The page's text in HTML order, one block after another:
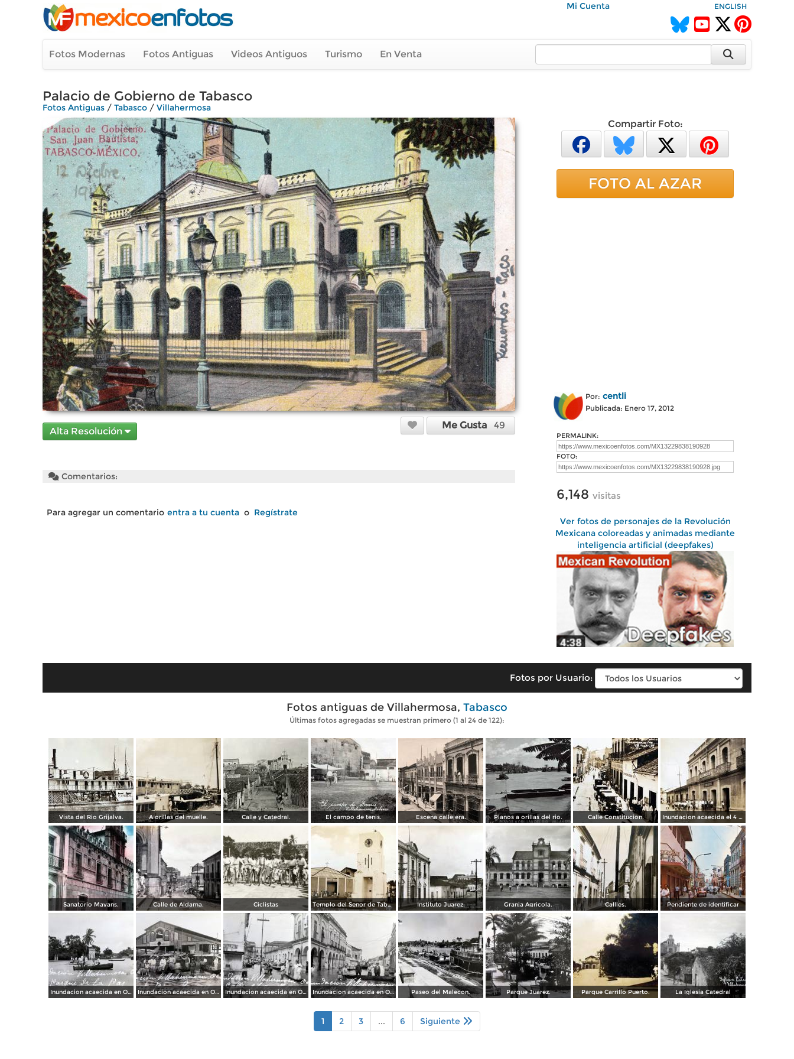
Mi Cuenta ENGLISH
Fotos Modernas Fotos Antiguas Videos Antiguos Turismo En Venta
Palacio de Gobierno de Tabasco
Fotos Antiguas / Tabasco / Villahermosa
Alta Resolución
Me Gusta 49
Comentarios:
Para agregar un comentario entra a tu cuenta o Regístrate
Compartir Foto:
FOTO AL AZAR
Por: centli
Publicada: Enero 17, 2012
PERMALINK:
FOTO:
6,148 visitas
Ver fotos de personajes de la Revolución
Mexicana coloreadas y animadas mediante
inteligencia artificial (deepfakes)
Fotos por Usuario:
Fotos antiguas de Villahermosa, Tabasco
Últimas fotos agregadas se muestran primero (1 al 24 de 122):
Vista del Rio Grijalva. A orillas del muelle. Calle y Catedral. El campo de tenis. Escena callejera. Planos a orillas del rio. Calle Constitucion. Inundacion acaecida el 4 de Noviembre de 1930.
Sanatorio Mayans. Calle de Aldama. Ciclistas Templo del Senor de Tabasco. Instituto Juarez. Granja Agricola. Callles. Pendiente de identificar
Inundacion acaecida en Octubre de 1936 en el Parque de La Paz. Inundacion acaecida en Octubre de 1936 en el Mercado Pino Suarez. Inundacion acaecida en Octubre de 1936 en la Calle 24 de Febrero. Inundacion acaecida en Octubre de 1936 en la Calle Francisco I Madero. Paseo del Malecon. Parque Juarez. Parque Carrillo Puerto. La Iglesia Catedral
1 2 3 ... 6 Siguiente